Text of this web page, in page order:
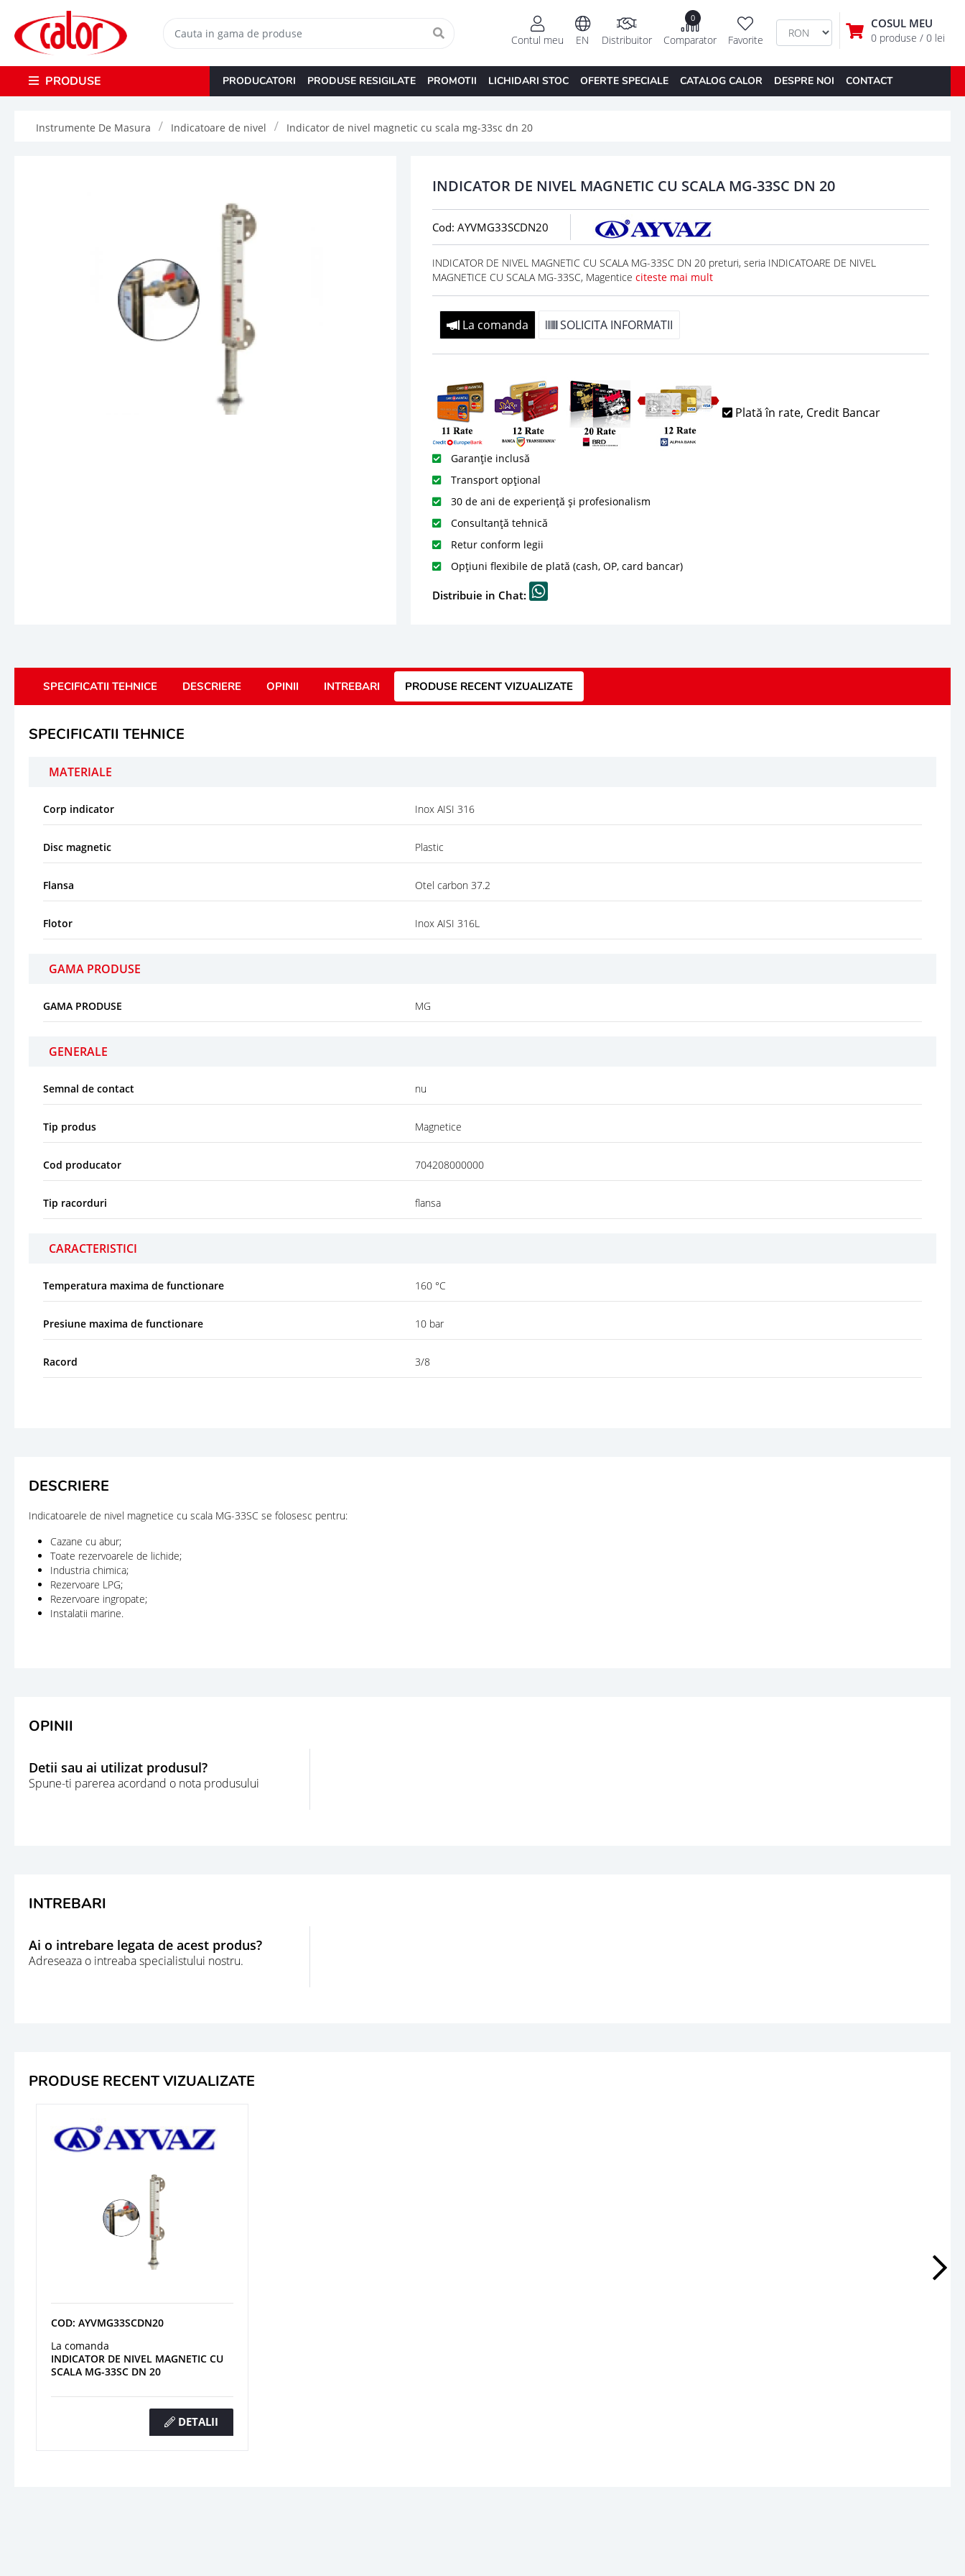
COSUL MEU
0 produse / 0 lei
Favorite
0
Comparator
Distribuitor
EN
Contul meu
PRODUSE PRODUCATORI PRODUSE RESIGILATE PROMOTII LICHIDARI STOC OFERTE SPECIALE CATALOG CALOR DESPRE NOI CONTACT
Instrumente De Masura Indicatoare de nivel Indicator de nivel magnetic cu scala mg-33sc dn 20
INDICATOR DE NIVEL MAGNETIC CU SCALA MG-33SC DN 20
Cod: AYVMG33SCDN20
INDICATOR DE NIVEL MAGNETIC CU SCALA MG-33SC DN 20 preturi, seria INDICATOARE DE NIVEL
MAGNETICE CU SCALA MG-33SC, Magentice citeste mai mult
La comanda SOLICITA INFORMATII
Plată în rate, Credit Bancar
Garanție inclusă
Transport opțional
30 de ani de experiență și profesionalism
Consultanță tehnică
Retur conform legii
Opțiuni flexibile de plată (cash, OP, card bancar)
Distribuie in Chat:
SPECIFICATII TEHNICE DESCRIERE OPINII INTREBARI PRODUSE RECENT VIZUALIZATE
SPECIFICATII TEHNICE
MATERIALE
Corp indicator Inox AISI 316
Disc magnetic Plastic
Flansa Otel carbon 37.2
Flotor Inox AISI 316L
GAMA PRODUSE
GAMA PRODUSE MG
GENERALE
Semnal de contact nu
Tip produs Magnetice
Cod producator 704208000000
Tip racorduri flansa
CARACTERISTICI
Temperatura maxima de functionare 160 °C
Presiune maxima de functionare 10 bar
Racord 3/8
DESCRIERE
Indicatoarele de nivel magnetice cu scala MG-33SC se folosesc pentru:
Cazane cu abur;
Toate rezervoarele de lichide;
Industria chimica;
Rezervoare LPG;
Rezervoare ingropate;
Instalatii marine.
OPINII
Detii sau ai utilizat produsul?
Spune-ti parerea acordand o nota produsului
INTREBARI
Ai o intrebare legata de acest produs?
Adreseaza o intreaba specialistului nostru.
PRODUSE RECENT VIZUALIZATE
COD: AYVMG33SCDN20
La comanda
INDICATOR DE NIVEL MAGNETIC CU
SCALA MG-33SC DN 20
DETALII